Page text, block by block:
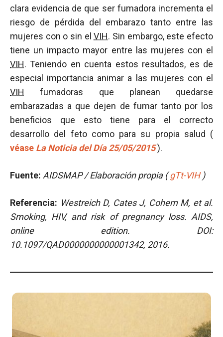
clara evidencia de que ser fumadora incrementa el
riesgo de pérdida del embarazo tanto entre las
mujeres con o sin elVIH. Sin embargo, este efecto
tiene un impacto mayor entre las mujeres con el
VIH. Teniendo en cuenta estos resultados, es de
especial importancia animar a las mujeres con el
VIH fumadoras que planean quedarse
embarazadas a que dejen de fumar tanto por los
beneficios que esto tiene para el correcto
desarrollo del feto como para su propia salud (
véase La Noticia del Día 25/05/2015).
Fuente: AIDSMAP / Elaboración propia ( gTt-VIH )
Referencia: Westreich D, Cates J, Cohem M, et al.
Smoking, HIV, and risk of pregnancy loss. AIDS,
online edition. DOI:
10.1097/QAD0000000000001342, 2016.